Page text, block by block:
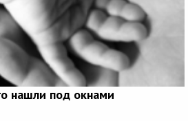
нашли под окнами